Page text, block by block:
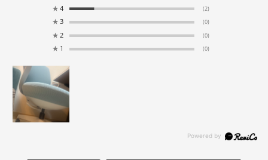
★ 4 (2)
★ 3 (0)
★ 2 (0)
★ 1 (0)